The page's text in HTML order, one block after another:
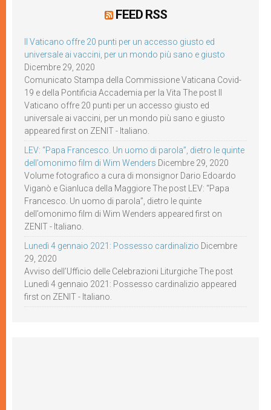
FEED RSS
Il Vaticano offre 20 punti per un accesso giusto ed
universale ai vaccini, per un mondo più sano e giusto
Dicembre 29, 2020
Comunicato Stampa della Commissione Vaticana Covid-
19 e della Pontificia Accademia per la Vita The post Il
Vaticano offre 20 punti per un accesso giusto ed
universale ai vaccini, per un mondo più sano e giusto
appeared first on ZENIT - Italiano.
LEV: “Papa Francesco. Un uomo di parola”, dietro le quinte
dell’omonimo film di Wim Wenders Dicembre 29, 2020
Volume fotografico a cura di monsignor Dario Edoardo
Viganò e Gianluca della Maggiore The post LEV: “Papa
Francesco. Un uomo di parola”, dietro le quinte
dell’omonimo film di Wim Wenders appeared first on
ZENIT - Italiano.
Lunedì 4 gennaio 2021: Possesso cardinalizio Dicembre
29, 2020
Avviso dell’Ufficio delle Celebrazioni Liturgiche The post
Lunedì 4 gennaio 2021: Possesso cardinalizio appeared
first on ZENIT - Italiano.